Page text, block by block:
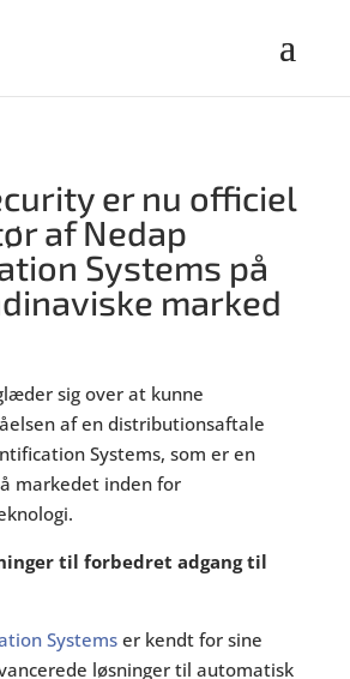
er nu officiel
af Nedap
Systems på
marked
sig over at kunne
af en distributionsaftale
Systems, som er en
markedet inden for
til forbedret adgang til
Systemser kendt for sine
løsninger til automatisk